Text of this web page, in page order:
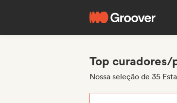
Top curadores/
Nossa seleção de 35